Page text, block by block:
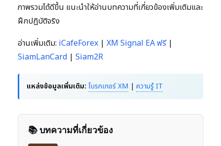
ภาพรวมได้ดีขึ้น แนะนำให้อ่านบทความที่เกี่ยวข้องเพิ่มเติมและ
ฝึกปฏิบัติจริง
อ่านเพิ่มเติม: iCafeForex | XM Signal EA ฟรี|
SiamLanCard | Siam2R
แหล่งข้อมูลเพิ่มเติม: โบรกเกอร์ XM | ความรู้ IT
📚 บทความที่เกี่ยวข้อง